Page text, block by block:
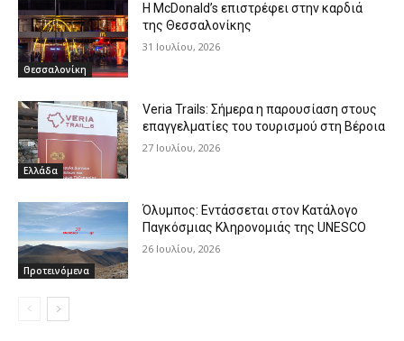
Θεσσαλονίκη
Η McDonald’s επιστρέφει στην καρδιά
της Θεσσαλονίκης
31 Ιουλίου, 2026
Ελλάδα
Veria Trails: Σήμερα η παρουσίαση στους
επαγγελματίες του τουρισμού στη Βέροια
27 Ιουλίου, 2026
Προτεινόμενα
Όλυμπος: Εντάσσεται στον Κατάλογο
Παγκόσμιας Κληρονομιάς της UNESCO
26 Ιουλίου, 2026